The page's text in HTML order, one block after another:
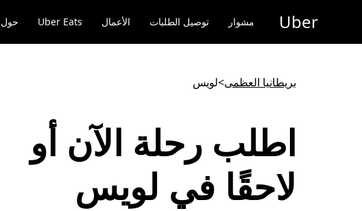
المحتوى
Uber مشوار توصيل الطلبات الأعمال Uber Eats حول
بريطانيا العظمى>لويس
اطلب رحلة الآن أو
لاحقًا في لويس